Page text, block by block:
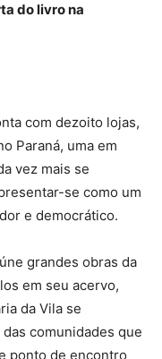
do livro na
com dezoito lojas,
Paraná, uma em
vez mais se
se como um
e democrático.
grandes obras da
em seu acervo,
da Vila se
comunidades que
ponto de encontro